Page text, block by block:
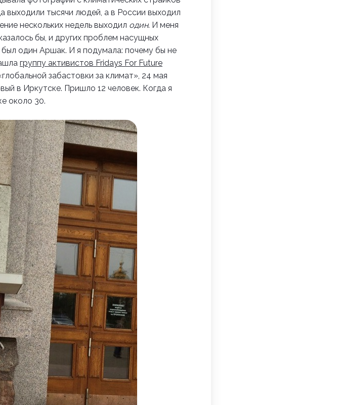
выходили тысячи людей, а в России выходил
нескольких недель выходил один. И меня
бы, и других проблем насущных
один Аршак. И я подумала: почему бы не
группу активистов Fridays For Future
забастовки за климат», 24 мая
в Иркутске. Пришло 12 человек. Когда я
около 30.